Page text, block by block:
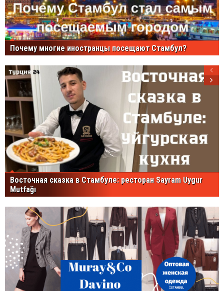
Почему многие иностранцы посещают Стамбул?
Восточная сказка в Стамбуле: ресторан Sayram Uygur
Mutfağı